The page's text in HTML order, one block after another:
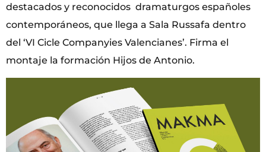
destacados y reconocidos dramaturgos españoles
contemporáneos, que llega a Sala Russafa dentro
del ‘VI Cicle Companyies Valencianes’. Firma el
montaje la formación Hijos de Antonio.